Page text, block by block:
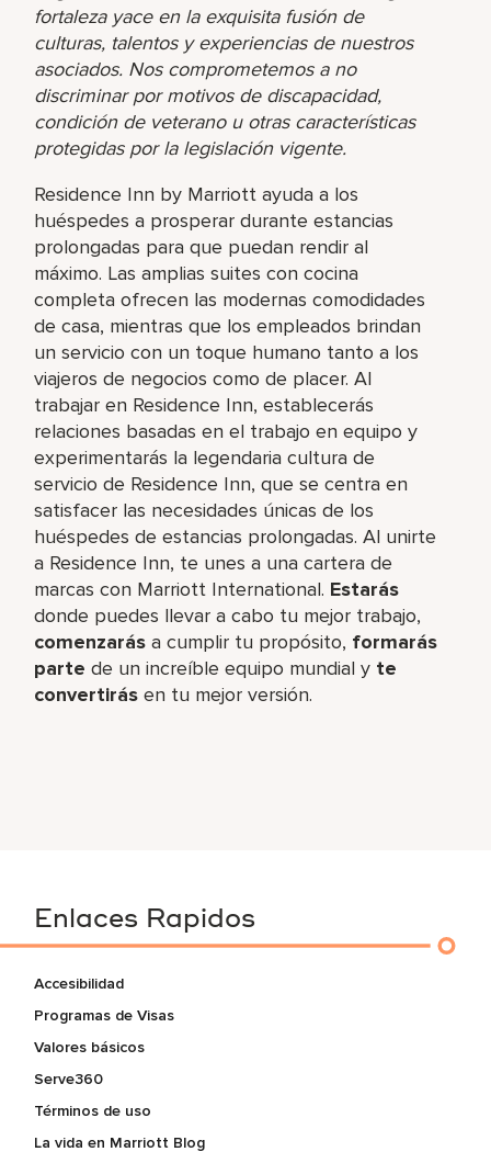
fortaleza yace en la exquisita fusión de
culturas, talentos y experiencias de nuestros
asociados. Nos comprometemos a no
discriminar por motivos de discapacidad,
condición de veterano u otras características
protegidas por la legislación vigente.
Residence Inn by Marriott ayuda a los
huéspedes a prosperar durante estancias
prolongadas para que puedan rendir al
máximo. Las amplias suites con cocina
completa ofrecen las modernas comodidades
de casa, mientras que los empleados brindan
un servicio con un toque humano tanto a los
viajeros de negocios como de placer. Al
trabajar en Residence Inn, establecerás
relaciones basadas en el trabajo en equipo y
experimentarás la legendaria cultura de
servicio de Residence Inn, que se centra en
satisfacer las necesidades únicas de los
huéspedes de estancias prolongadas. Al unirte
a Residence Inn, te unes a una cartera de
marcas con Marriott International. Estarás
donde puedes llevar a cabo tu mejor trabajo,​
comenzarás a cumplir tu propósito, formarás
parte de un increíble​ equipo mundial y te
convertirás en tu mejor versión.
Enlaces Rapidos
Accesibilidad
Programas de Visas
Valores básicos
Serve360
Términos de uso
La vida en Marriott Blog